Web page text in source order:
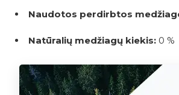
Naudotos perdirbtos
Natūralių medžiagų kiekis: 0 %